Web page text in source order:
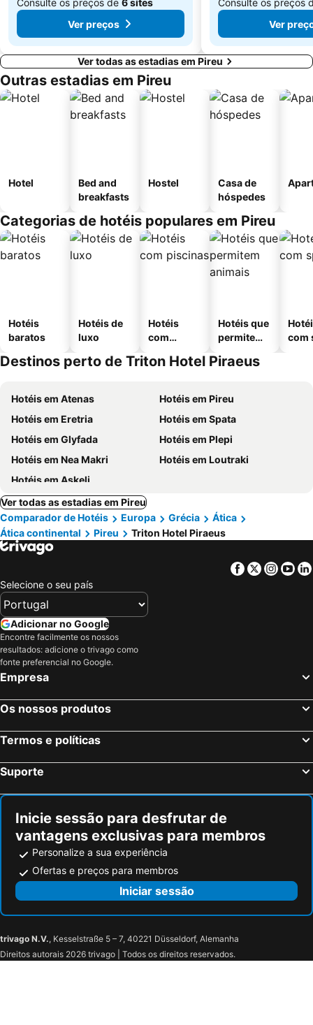
Consulte os preços de 6 sites
Ver preços
Consulte os preços
Ver
Ver todas as estadias em Pireu
Outras estadias em Pireu
Hotel
Bed and
breakfasts
Hostel
Casa de
hóspedes
Categorias de hotéis populares em Pireu
Hotéis
baratos
Hotéis de
luxo
Hotéis
com
Hotéis que
permitem
com
Destinos perto de Triton Hotel Piraeus
Hotéis em Atenas
Hotéis em Pireu
Hotéis em Eretria
Hotéis em Spata
Hotéis em Glyfada
Hotéis em Plepi
Hotéis em Nea Makri
Hotéis em Loutraki
Hotéis em Askeli
Ver todas as estadias em Pireu
Comparador de Hotéis
Europa Grécia
Ática
Ática continental
Pireu Triton Hotel Piraeus
Facebook
Twitter
Selecione o seu país
Adicionar no Google
Encontre facilmente os nossos
resultados: adicione o trivago como
fonte preferencial no Google.
Empresa
Os nossos produtos
Termos e políticas
Suporte
Inicie sessão para desfrutar de
vantagens exclusivas para membros
Personalize a sua experiência
Ofertas e preços para membros
Iniciar sessão
trivago N.V., Kesselstraße 5 – 7, 40221 Düsseldorf, Alemanha
Direitos autorais 2026 trivago | Todos os direitos reservados.